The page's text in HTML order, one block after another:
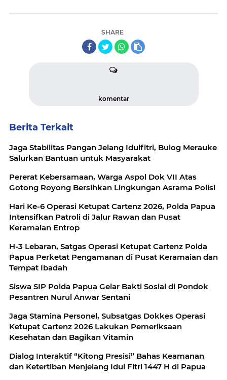
SHARE
komentar
Berita Terkait
Jaga Stabilitas Pangan Jelang Idulfitri, Bulog Merauke
Salurkan Bantuan untuk Masyarakat
Pererat Kebersamaan, Warga Aspol Dok VII Atas
Gotong Royong Bersihkan Lingkungan Asrama Polisi
Hari Ke-6 Operasi Ketupat Cartenz 2026, Polda Papua
Intensifkan Patroli di Jalur Rawan dan Pusat
Keramaian Entrop
H-3 Lebaran, Satgas Operasi Ketupat Cartenz Polda
Papua Perketat Pengamanan di Pusat Keramaian dan
Tempat Ibadah
Siswa SIP Polda Papua Gelar Bakti Sosial di Pondok
Pesantren Nurul Anwar Sentani
Jaga Stamina Personel, Subsatgas Dokkes Operasi
Ketupat Cartenz 2026 Lakukan Pemeriksaan
Kesehatan dan Bagikan Vitamin
Dialog Interaktif “Kitong Presisi” Bahas Keamanan
dan Ketertiban Menjelang Idul Fitri 1447 H di Papua